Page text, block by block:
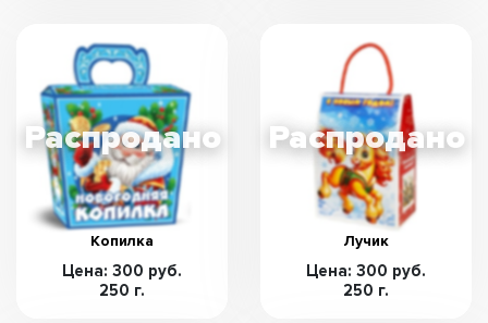
Копилка
Цена: 300 руб.
250 г.
Лучик
Цена: 300 руб.
250 г.